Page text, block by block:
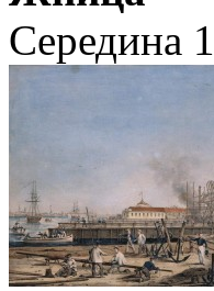
Середина